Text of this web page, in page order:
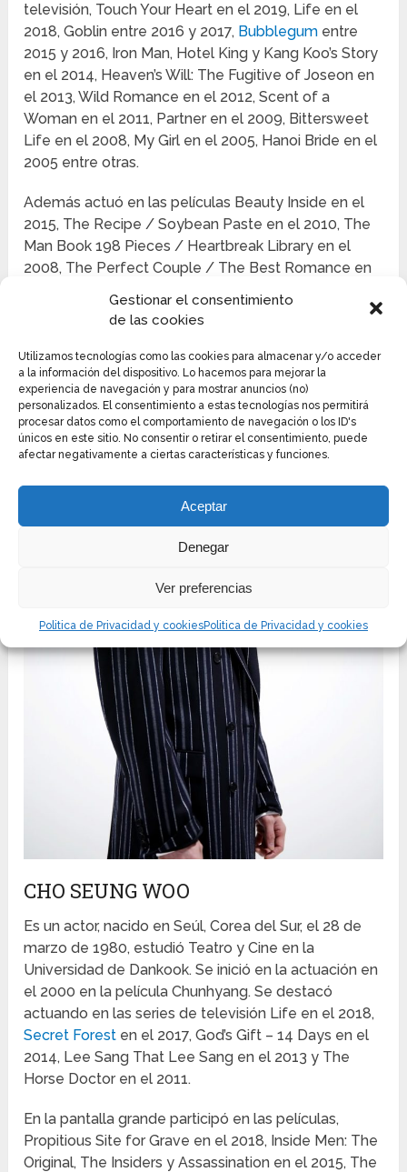
Gestionar el consentimiento
de las cookies
Utilizamos tecnologías como las cookies para almacenar y/o acceder
a la información del dispositivo. Lo hacemos para mejorar la
experiencia de navegación y para mostrar anuncios (no)
personalizados. El consentimiento a estas tecnologías nos permitirá
procesar datos como el comportamiento de navegación o los ID's
únicos en este sitio. No consentir o retirar el consentimiento, puede
afectar negativamente a ciertas características y funciones.
Aceptar
Denegar
Ver preferencias
Politica de Privacidad y cookiesPolitica de Privacidad y cookies
televisión, Touch Your Heart en el 2019, Life en el
2018, Goblin entre 2016 y 2017, Bubblegum entre
2015 y 2016, Iron Man, Hotel King y Kang Koo’s Story
en el 2014, Heaven’s Will: The Fugitive of Joseon en
el 2013, Wild Romance en el 2012, Scent of a
Woman en el 2011, Partner en el 2009, Bittersweet
Life en el 2008, My Girl en el 2005, Hanoi Bride en el
2005 entre otras.
Además actuó en las películas Beauty Inside en el
2015, The Recipe / Soybean Paste en el 2010, The
Man Book 198 Pieces / Heartbreak Library en el
2008, The Perfect Couple / The Best Romance en
CHO SEUNG WOO
Es un actor, nacido en Seúl, Corea del Sur, el 28 de
marzo de 1980, estudió Teatro y Cine en la
Universidad de Dankook. Se inició en la actuación en
el 2000 en la película Chunhyang. Se destacó
actuando en las series de televisión Life en el 2018,
Secret Forest en el 2017, God’s Gift – 14 Days en el
2014, Lee Sang That Lee Sang en el 2013 y The
Horse Doctor en el 2011.
En la pantalla grande participó en las películas,
Propitious Site for Grave en el 2018, Inside Men: The
Original, The Insiders y Assassination en el 2015, The